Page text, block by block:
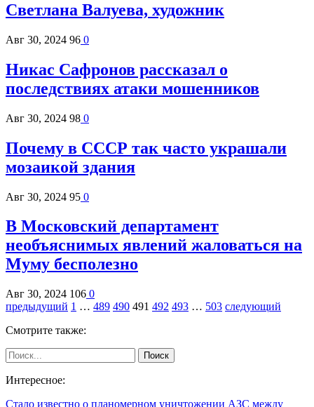
Светлана Валуева, художник
Авг 30, 2024 96 0
Никас Сафронов рассказал о
последствиях атаки мошенников
Авг 30, 2024 98 0
Почему в СССР так часто украшали
мозаикой здания
Авг 30, 2024 95 0
В Московский департамент
необъяснимых явлений жаловаться на
Муму бесполезно
Авг 30, 2024 106 0
предыдущий 1 … 489 490 491 492 493 … 503 следующий
Смотрите также:
Интересное:
Стало известно о планомерном уничтожении АЗС между